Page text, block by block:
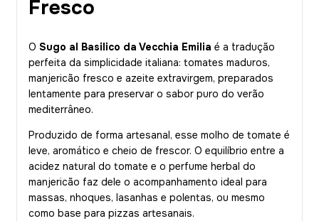
Fresco
O Sugo al Basilico da Vecchia Emilia é a tradução
perfeita da simplicidade italiana: tomates maduros,
manjericão fresco e azeite extravirgem, preparados
lentamente para preservar o sabor puro do verão
mediterrâneo.
Produzido de forma artesanal, esse molho de tomate é
leve, aromático e cheio de frescor. O equilíbrio entre a
acidez natural do tomate e o perfume herbal do
manjericão faz dele o acompanhamento ideal para
massas, nhoques, lasanhas e polentas, ou mesmo
como base para pizzas artesanais.